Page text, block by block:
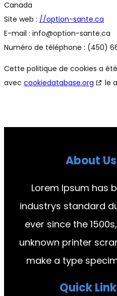
Canada
Site web : //option-sante.ca
E-mail : info@option-sante.ca
Numéro de téléphone : (450)
Cette politique de cookies a
avec cookiedatabase.org le
About Us
Lorem Ipsum has
industrys standard
ever since the
unknown printer
make a type
Quick